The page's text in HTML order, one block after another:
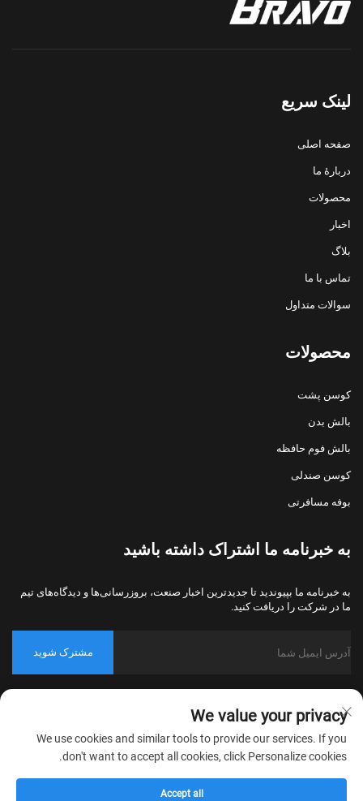
لینک سریع
صفحه اصلی
دربارهٔ ما
محصولات
اخبار
بلاگ
تماس با ما
سوالات متداول
محصولات
کوسن پشت
بالش بدن
بالش فوم حافظه
کوسن صندلی
بوفه مسافرتی
به خبرنامه ما اشتراک داشته باشید
به خبرنامه ما بپیوندید تا جدیدترین اخبار صنعت، بروزرسانی‌ها و دیدگاه‌های تیم
ما در شرکت را دریافت کنید.
مشترک شوید
حقوق محفوظ است.
سیاست حفظ حریم خصوصی
We value your privacy
We use cookies and similar tools to provide our services. If you
don't want to accept all cookies, click Personalize cookies.
Accept all